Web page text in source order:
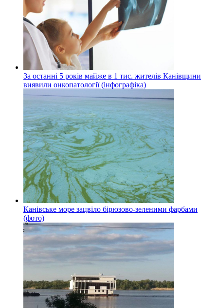
За останні 5 років майже в 1 тис. жителів Канівщини
виявили онкопатології (інфографіка)
Канівське море зацвіло бірюзово-зеленими фарбами
(фото)